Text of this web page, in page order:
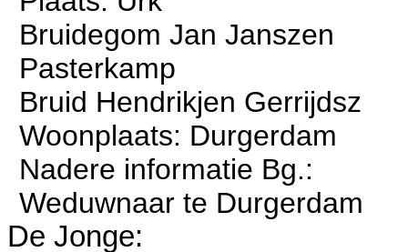
Bruidegom Jan Janszen
Pasterkamp
Bruid Hendrikjen Gerrijdsz
Woonplaats: Durgerdam
Nadere informatie Bg.:
Weduwnaar te Durgerdam
De Jonge: